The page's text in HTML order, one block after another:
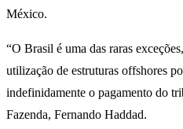
México.
“O Brasil é uma das raras
utilização de estruturas offshores
indefinidamente o pagamento do
Fazenda, Fernando Haddad.